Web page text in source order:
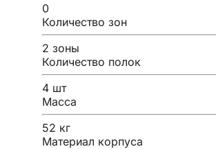
0
Количество зон
2 зоны
Количество полок
4 шт
Масса
52 кг
Материал корпуса